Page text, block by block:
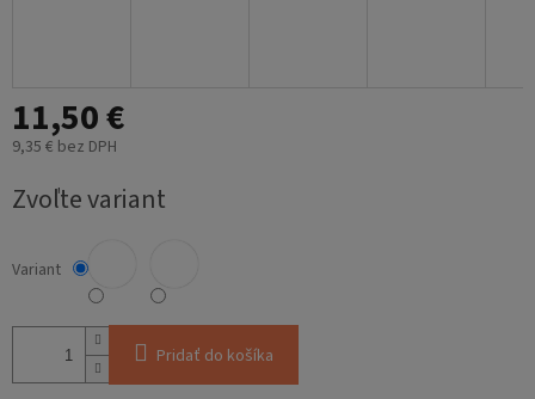
11,50 €
9,35 € bez DPH
cena:
Zvoľte variant
Variant
Pridať do košíka